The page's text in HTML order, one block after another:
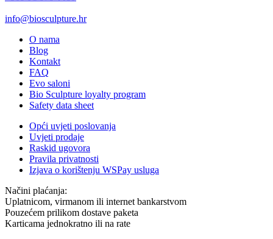
info@biosculpture.hr
O nama
Blog
Kontakt
FAQ
Evo saloni
Bio Sculpture loyalty program
Safety data sheet
Opći uvjeti poslovanja
Uvjeti prodaje
Raskid ugovora
Pravila privatnosti
Izjava o korištenju WSPay usluga
Načini plaćanja:
Uplatnicom, virmanom ili internet bankarstvom
Pouzećem prilikom dostave paketa
Karticama jednokratno ili na rate